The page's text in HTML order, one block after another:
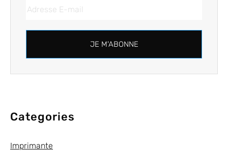
JE M'ABONNE
Categories
Imprimante